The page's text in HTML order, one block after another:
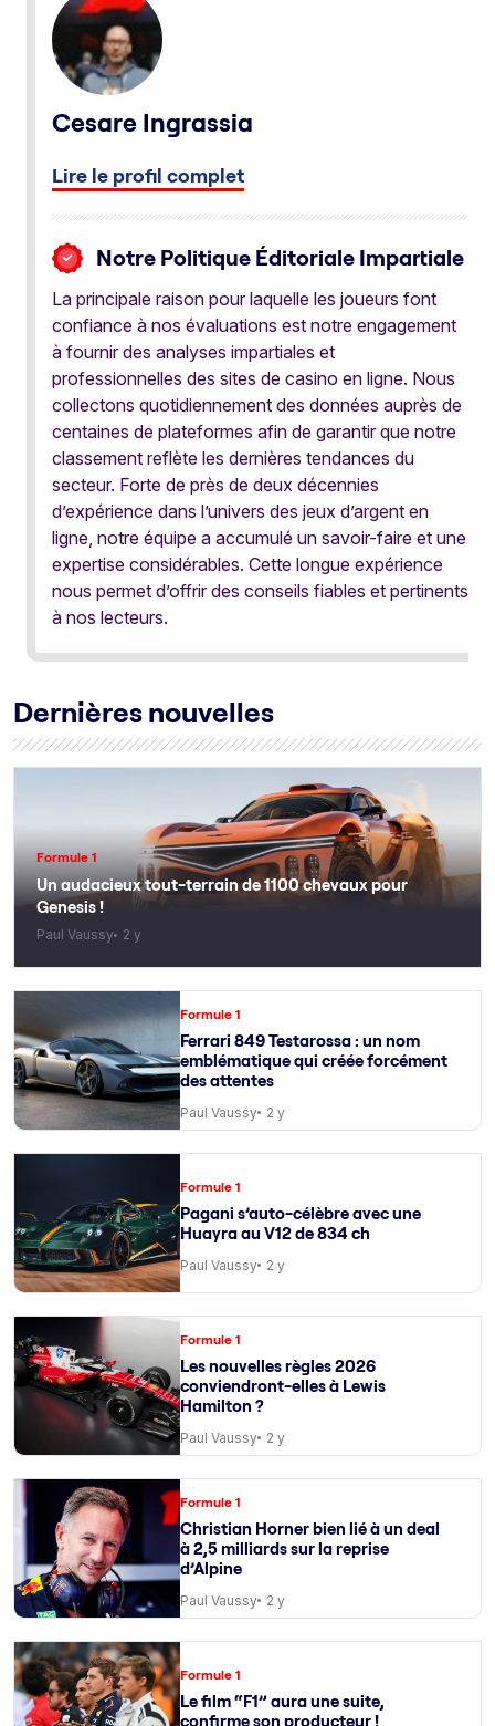
Cesare Ingrassia
Lire le profil complet
Notre Politique Éditoriale Impartiale
La principale raison pour laquelle les joueurs font
confiance à nos évaluations est notre engagement
à fournir des analyses impartiales et
professionnelles des sites de casino en ligne. Nous
collectons quotidiennement des données auprès de
centaines de plateformes afin de garantir que notre
classement reflète les dernières tendances du
secteur. Forte de près de deux décennies
d’expérience dans l’univers des jeux d’argent en
ligne, notre équipe a accumulé un savoir-faire et une
expertise considérables. Cette longue expérience
nous permet d’offrir des conseils fiables et pertinents
à nos lecteurs.
Dernières nouvelles
Formule 1
Un audacieux tout-terrain de 1100 chevaux pour
Genesis !
Paul Vaussy 2 y
Formule 1
Ferrari 849 Testarossa : un nom
emblématique qui créée forcément
des attentes
Paul Vaussy 2 y
Formule 1
Pagani s’auto-célèbre avec une
Huayra au V12 de 834 ch
Paul Vaussy 2 y
Formule 1
Les nouvelles règles 2026
conviendront-elles à Lewis
Hamilton ?
Paul Vaussy 2 y
Formule 1
Christian Horner bien lié à un deal
à 2,5 milliards sur la reprise
d’Alpine
Paul Vaussy 2 y
Formule 1
Le film “F1” aura une suite,
confirme son producteur !